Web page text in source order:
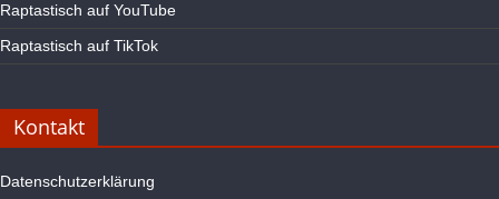
Raptastisch auf YouTube
Raptastisch auf TikTok
Kontakt
Datenschutzerklärung